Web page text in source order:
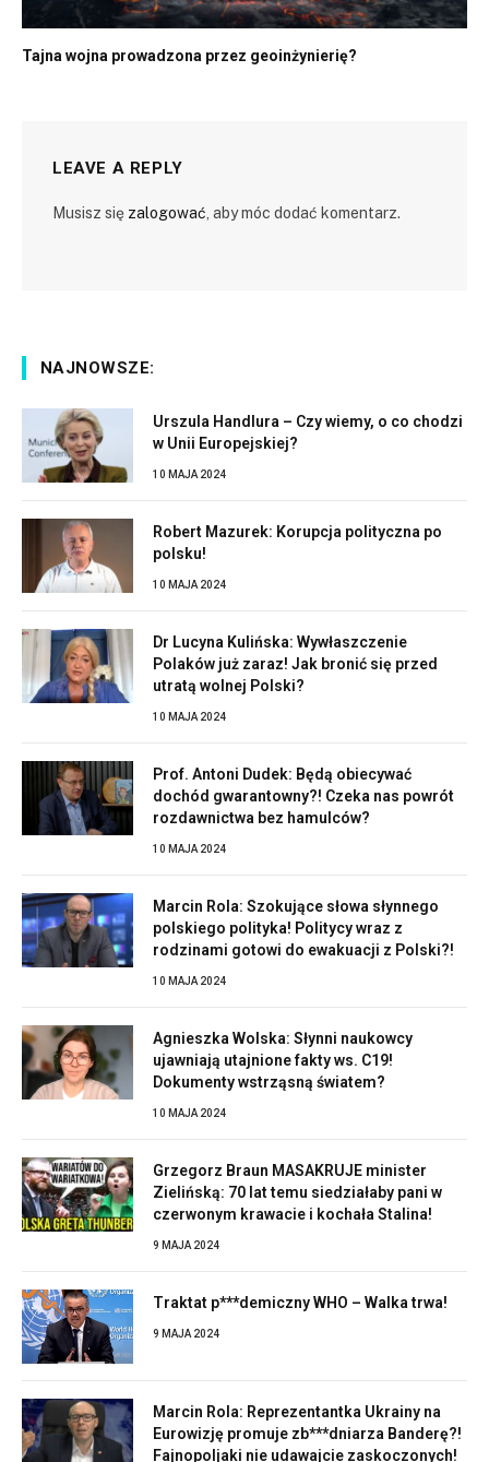
Tajna wojna prowadzona przez geoinżynierię?
LEAVE A REPLY
Musisz się zalogować , aby móc dodać komentarz.
NAJNOWSZE:
Urszula Handlura – Czy wiemy, o co chodzi
w Unii Europejskiej?
10 MAJA 2024
Robert Mazurek: Korupcja polityczna po
polsku!
10 MAJA 2024
Dr Lucyna Kulińska: Wywłaszczenie
Polaków już zaraz! Jak bronić się przed
utratą wolnej Polski?
10 MAJA 2024
Prof. Antoni Dudek: Będą obiecywać
dochód gwarantowny?! Czeka nas powrót
rozdawnictwa bez hamulców?
10 MAJA 2024
Marcin Rola: Szokujące słowa słynnego
polskiego polityka! Politycy wraz z
rodzinami gotowi do ewakuacji z Polski?!
10 MAJA 2024
Agnieszka Wolska: Słynni naukowcy
ujawniają utajnione fakty ws. C19!
Dokumenty wstrząsną światem?
10 MAJA 2024
Grzegorz Braun MASAKRUJE minister
Zielińską: 70 lat temu siedziałaby pani w
czerwonym krawacie i kochała Stalina!
9 MAJA 2024
Traktat p***demiczny WHO – Walka trwa!
9 MAJA 2024
Marcin Rola: Reprezentantka Ukrainy na
Eurowizję promuje zb***dniarza Banderę?!
Fajnopoljaki nie udawajcie zaskoczonych!